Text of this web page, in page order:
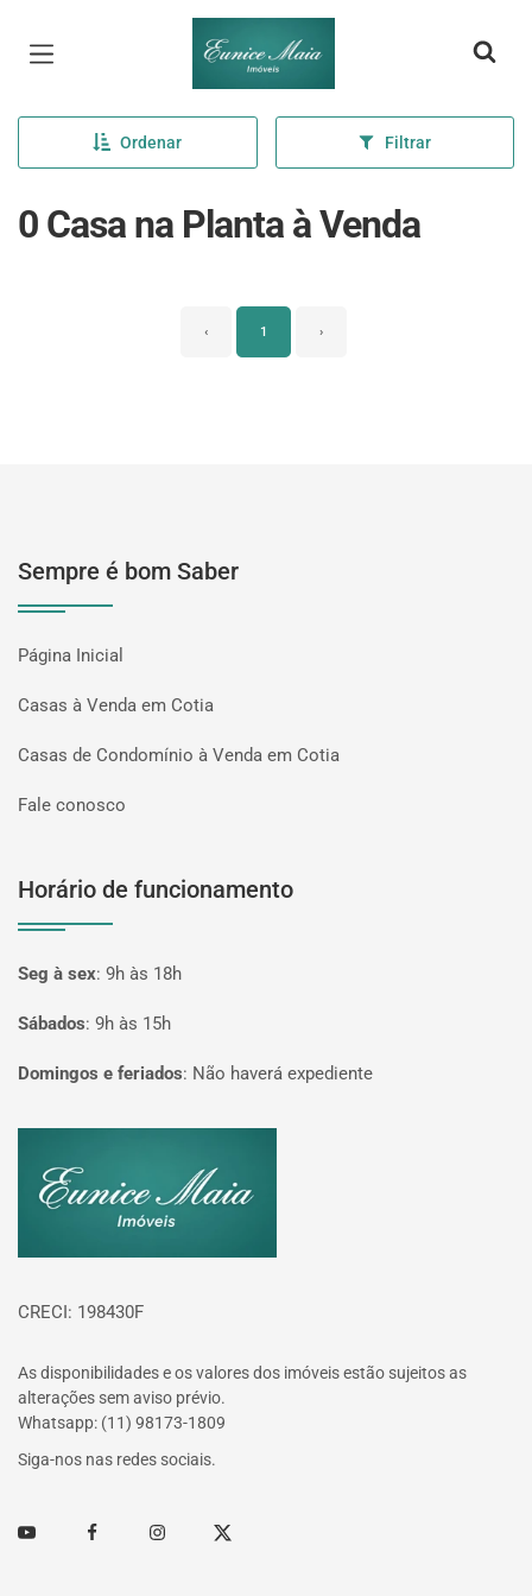
Página inicial
Ordenar Filtrar
0 Casa na Planta à Venda
‹ 1 ›
Sempre é bom Saber
Página Inicial
Casas à Venda em Cotia
Casas de Condomínio à Venda em Cotia
Fale conosco
Horário de funcionamento
Seg à sex: 9h às 18h
Sábados: 9h às 15h
Domingos e feriados: Não haverá expediente
CRECI: 198430F
As disponibilidades e os valores dos imóveis estão sujeitos as
alterações sem aviso prévio.
Whatsapp: (11) 98173-1809
Siga-nos nas redes sociais.
Youtube FacebookInstagramTwitter